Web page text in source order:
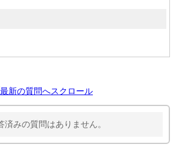
最新の質問へスクロール
済みの質問はありません。